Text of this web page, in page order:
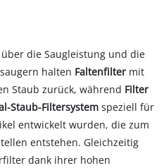
die Saugleistung und die
halten Faltenfilter mit
Staub zurück, während Filter
Staub-Filtersystem speziell für
entwickelt wurden, die zum
entstehen. Gleichzeitig
dank ihrer hohen